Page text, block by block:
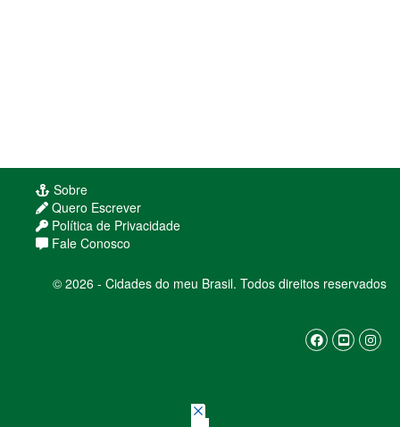
Sobre
Quero Escrever
Política de Privacidade
Fale Conosco
© 2026 - Cidades do meu Brasil. Todos direitos reservados